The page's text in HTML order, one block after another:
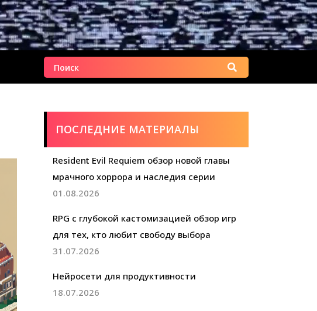
Найти:
ПОСЛЕДНИЕ МАТЕРИАЛЫ
Resident Evil Requiem обзор новой главы
мрачного хоррора и наследия серии
01.08.2026
RPG с глубокой кастомизацией обзор игр
для тех, кто любит свободу выбора
31.07.2026
Нейросети для продуктивности
18.07.2026